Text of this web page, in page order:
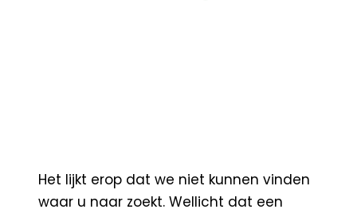
Het lijkt erop dat we niet kunnen vinden
waar u naar zoekt. Wellicht dat een